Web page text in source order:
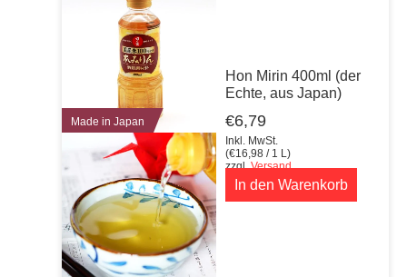
Made in Japan
Hon Mirin 400ml (der
Echte, aus Japan)
€6,79
Inkl. MwSt.
(€16,98 / 1 L)
zzgl.Versand
In den Warenkorb